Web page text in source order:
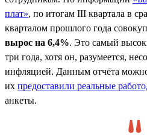
плат», по итогам III квартала в
кварталом прошлого года
вырос на 6,4%. Это самый
три года, хотя он, разумеется,
инфляцией. Данным отчёта
их предоставили реальные
анкеты.